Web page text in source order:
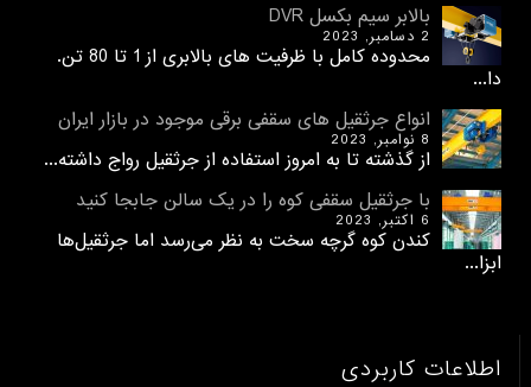
بالابر سیم بکسل DVR
2 دسامبر, 2023
محدوده کامل با ظرفیت های بالابری از 1 تا 80 تن.
دا...
انواع جرثقیل های سقفی برقی موجود در بازار ایران
8 نوامبر, 2023
از گذشته تا به امروز استفاده از جرثقیل رواج داشته...
با جرثقیل سقفی کوه را در یک سالن جابجا کنید
6 اکتبر, 2023
کندن کوه گرچه سخت به نظر می‌رسد اما جرثقیل‌ها
ابزا...
اطلاعات کاربردی